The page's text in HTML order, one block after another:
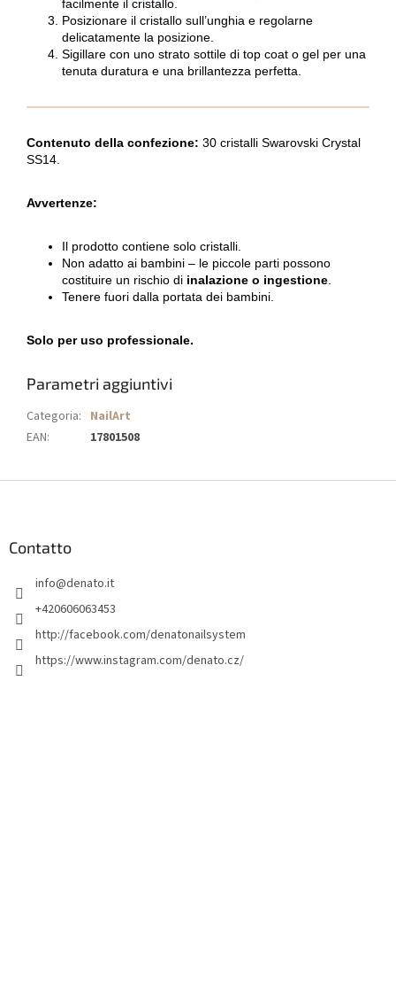
facilmente il cristallo.
Posizionare il cristallo sull’unghia e regolarne
delicatamente la posizione.
Sigillare con uno strato sottile di top coat o gel per una
tenuta duratura e una brillantezza perfetta.
Contenuto della confezione: 30 cristalli Swarovski Crystal
SS14.
Avvertenze:
Il prodotto contiene solo cristalli.
Non adatto ai bambini – le piccole parti possono
costituire un rischio di inalazione o ingestione
Tenere fuori dalla portata dei bambini.
Solo per uso professionale.
Parametri aggiuntivi
Categoria: NailArt
EAN: 17801508
Contatto
info@denato.it
+420606063453
http://facebook.com/denatonailsystem
https://www.instagram.com/denato.cz/